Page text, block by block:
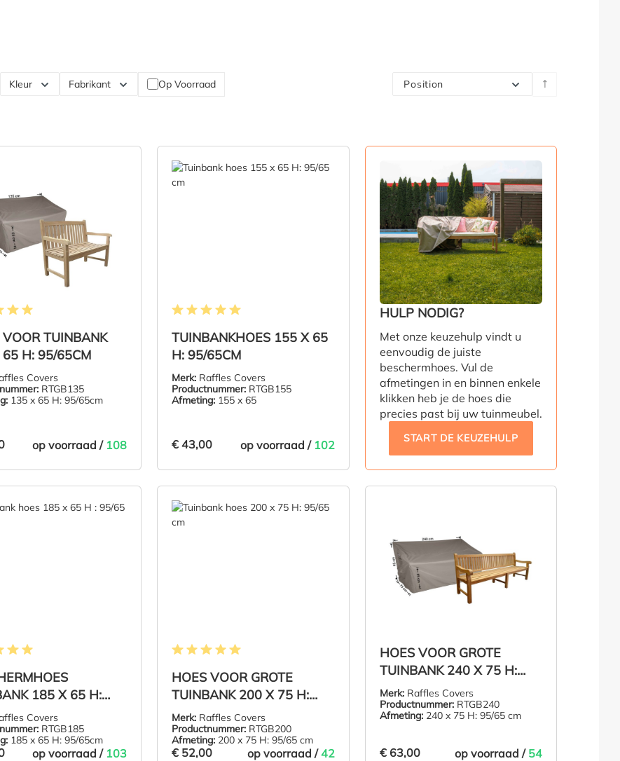
Fabrikant
Kleur Op Voorraad Position
VOOR TUINBANK
H: 95/65CM
Covers
RTGB135
135 x 65 H: 95/65cm
op voorraad / 108
IN DE WINKELMAND
TUINBANKHOES 155 X 65
H: 95/65CM
Merk: Raffles Covers
Productnummer: RTGB155
Afmeting: 155 x 65
€ 43,00 op voorraad / 102
€ 43,00 IN DE WINKELMAND
HULP NODIG?
Met onze keuzehulp vindt u
eenvoudig de juiste
beschermhoes. Vul de
afmetingen in en binnen enkele
klikken heb je de hoes die
precies past bij uw tuinmeubel.
START DE KEUZEHULP
185 X 65 H:
Covers
RTGB185
185 x 65 H: 95/65cm
op voorraad / 103
HOES VOOR GROTE
TUINBANK 200 X 75 H:
95/65 CM
Merk: Raffles Covers
Productnummer: RTGB200
Afmeting: 200 x 75 H: 95/65 cm
€ 52,00 op voorraad /42
HOES VOOR GROTE
TUINBANK 240 X 75 H:
95/65 CM
Merk:Raffles Covers
Productnummer:RTGB240
Afmeting:240 x 75 H: 95/65 cm
€ 63,00 op voorraad / 54